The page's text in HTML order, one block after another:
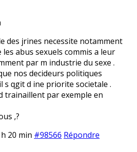
des jrines necessite notamment
abus sexuels commis a leur
par m industrie du sexe .
nos decideurs politiques
s qgit d ine priorite societale .
trainaillent par exemple en
,?
20 min #98566 Répondre